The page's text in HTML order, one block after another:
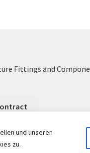
und unseren
zu.
Fittings and